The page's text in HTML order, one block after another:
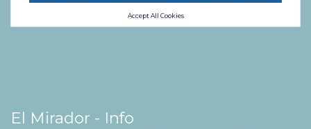
Accept All Cookies
El Mirador - Info